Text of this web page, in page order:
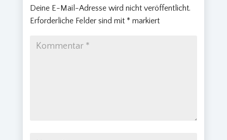
Deine E-Mail-Adresse wird nicht veröffentlicht.
Erforderliche Felder sind mit * markiert